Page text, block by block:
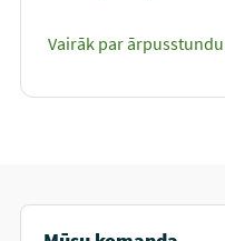
Vairāk par